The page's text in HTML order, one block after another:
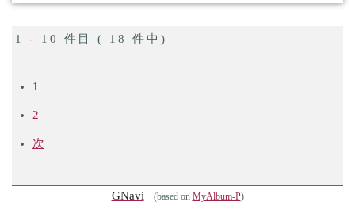
1 - 10 件目 ( 18 件中)
1
2
次
GNavi (based on MyAlbum-P)